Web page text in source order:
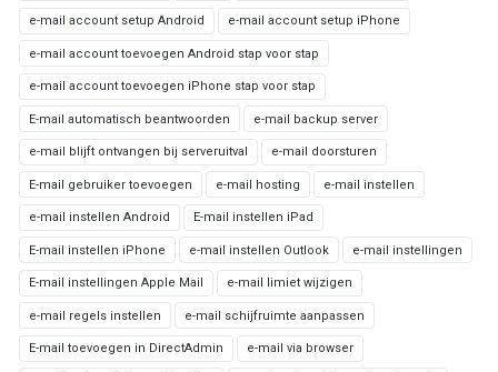
e-mail account setup Android e-mail account setup iPhone
e-mail account toevoegen Android stap voor stap
e-mail account toevoegen iPhone stap voor stap
E-mail automatisch beantwoorden e-mail backup server
e-mail blijft ontvangen bij serveruitval e-mail doorsturen
E-mail gebruiker toevoegen e-mail hosting e-mail instellen
e-mail instellen Android E-mail instellen iPad
E-mail instellen iPhone e-mail instellen Outlook e-mail instellingen
E-mail instellingen Apple Mail e-mail limiet wijzigen
e-mail regels instellen e-mail schijfruimte aanpassen
E-mail toevoegen in DirectAdmin e-mail via browser